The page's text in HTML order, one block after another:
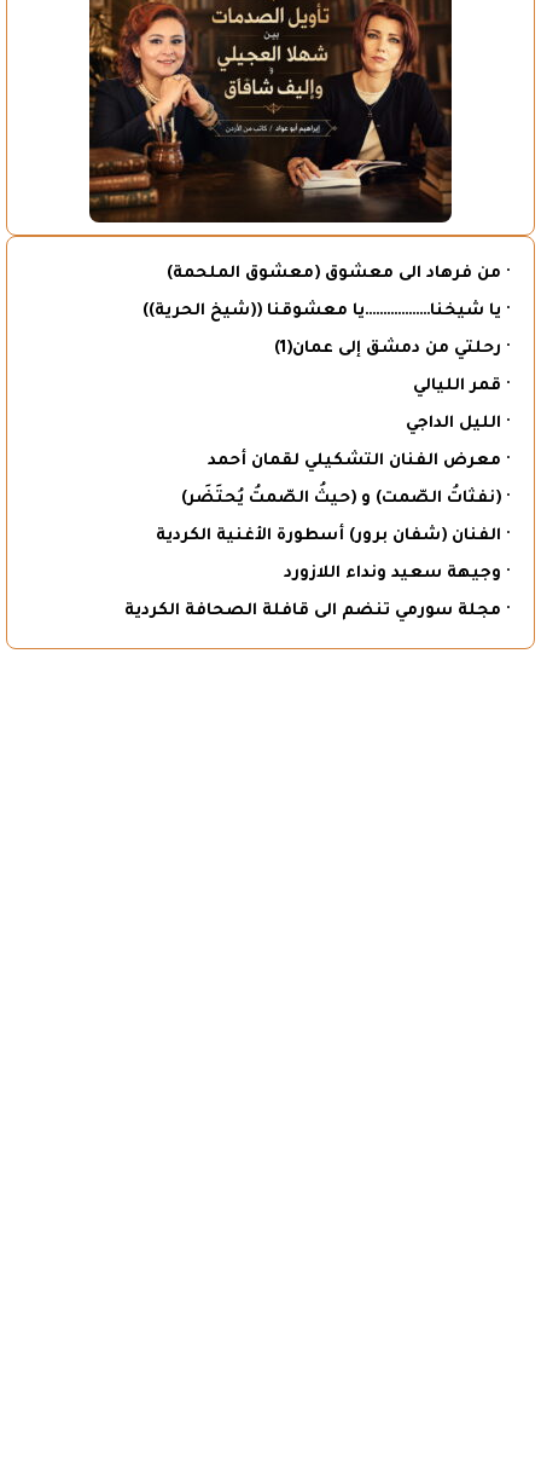
· من فرهاد الى معشوق (معشوق الملحمة)
· يا شيخنا………………يا معشوقنا ((شيخ الحرية))
· رحلتي من دمشق إلى عمان(1)
· قمر الليالي
· الليل الداجي
· معرض الفنان التشكيلي لقمان أحمد
· (نفثاتُ الصّمت) و (حيثُ الصّمتُ يُحتَضَر)
· الفنان (شفان برور) أسطورة الأغنية الكردية
· وجيهة سعيد ونداء اللازورد
· مجلة سورمي تنضم الى قافلة الصحافة الكردية